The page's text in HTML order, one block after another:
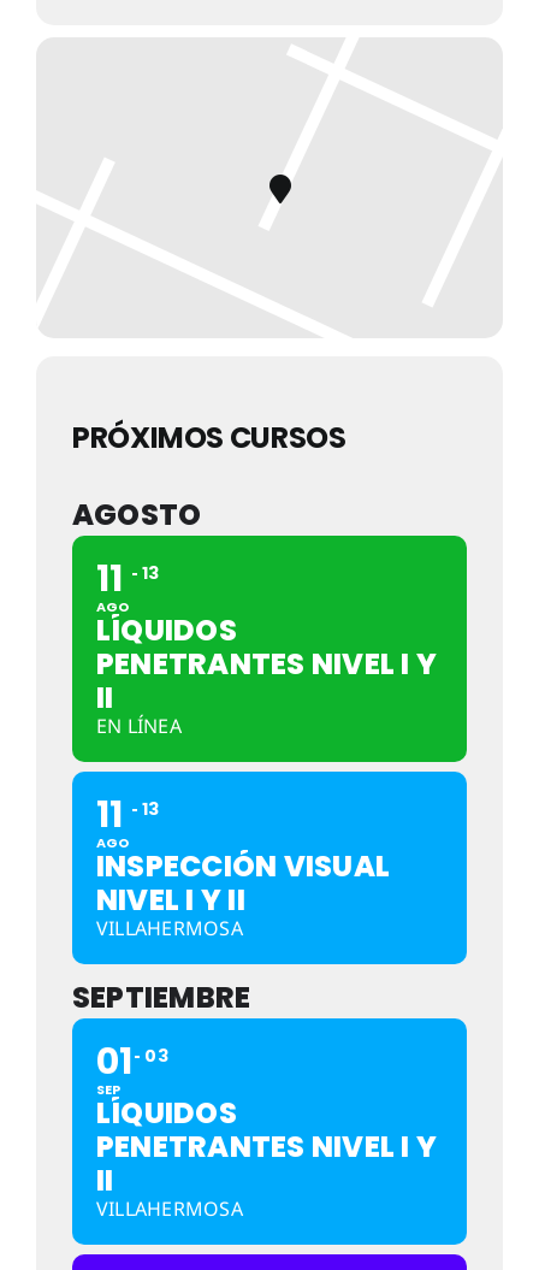
PRÓXIMOS CURSOS
AGOSTO
11
AGO
13
LÍQUIDOS
PENETRANTES NIVEL I Y
II
EN LÍNEA
11
AGO
13
INSPECCIÓN VISUAL
NIVEL I Y II
VILLAHERMOSA
SEPTIEMBRE
01
SEP
03
LÍQUIDOS
PENETRANTES NIVEL I Y
II
VILLAHERMOSA